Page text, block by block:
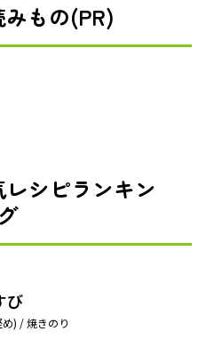
もの(PR)
シピランキン
グ
び
) / 焼きのり